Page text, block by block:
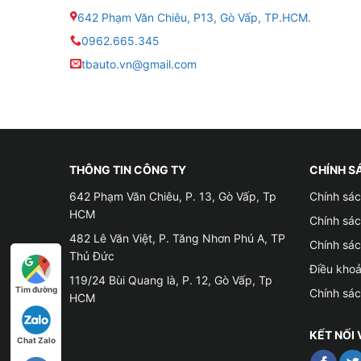
khỏe của người ngồi bên trong và không gian
✦ Giúp xe có thể tiết kiệm năng lượng
– Điều hòa chính là một trong những bộ phận
bên trong xe được mát mẻ, từ đó không phải
642 Phạm Văn Chiêu, P13, Gò Vấp, TP.HCM.
0962.665.345
tbauto.vn@gmail.com
THÔNG TIN CÔNG TY
642 Phạm Văn Chiêu, P. 13, Gò Vấp, Tp
HCM
482 Lê Văn Việt, P. Tăng Nhơn Phú A, TP
Thủ Đức
119/24 Bùi Quang là, P. 12, Gò Vấp, Tp
HCM
CHÍNH
Chính
Chính
Chính
Điều
Chính
KẾT NỐI
Tìm đường
Chat Zalo